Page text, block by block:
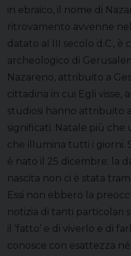
in ebraico, il nome di
ritrovamento avvenne
datato al III secolo d.C., è
archeologico di
Nazareno, attribuito a
cittadina in cui Egli visse,
studiosi hanno attribuito
significati. Natale più che
che illumina tutti i giorni.
è nato il 25 dicembre: la
nascita non ci è stata
Essi non ebbero la
notizia di tanti particolari
il ‘fatto’ e di viverlo e di
conosce con esattezza